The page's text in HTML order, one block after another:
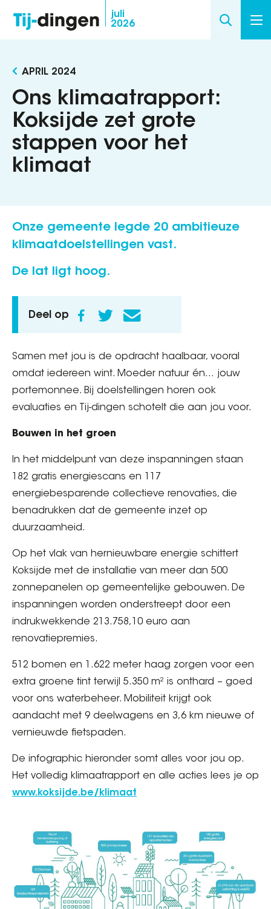
inhoud
gaan
juli
2026
APRIL 2024
Ons klimaatrapport:
Koksijde zet grote
stappen voor het
klimaat
Onze gemeente legde 20 ambitieuze
klimaatdoelstellingen vast.
De lat ligt hoog.
Deel op
Samen met jou is de opdracht haalbaar, vooral
omdat iedereen wint. Moeder natuur én… jouw
portemonnee. Bij doelstellingen horen ook
evaluaties en Tij-dingen schotelt die aan jou voor.
Bouwen in het groen
In het middelpunt van deze inspanningen staan
182 gratis energiescans en 117
energiebesparende collectieve renovaties, die
benadrukken dat de gemeente inzet op
duurzaamheid.
Op het vlak van hernieuwbare energie schittert
Koksijde met de installatie van meer dan 500
zonnepanelen op gemeentelijke gebouwen. De
inspanningen worden onderstreept door een
indrukwekkende 213.758,10 euro aan
renovatiepremies.
512 bomen en 1.622 meter haag zorgen voor een
extra groene tint terwijl 5.350 m² is onthard – goed
voor ons waterbeheer. Mobiliteit krijgt ook
aandacht met 9 deelwagens en 3,6 km nieuwe of
vernieuwde fietspaden.
De infographic hieronder somt alles voor jou op.
Het volledig klimaatrapport en alle acties lees je op
www.koksijde.be/klimaat